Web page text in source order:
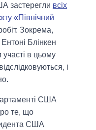
застерегли всіх
«Північний
Зокрема,
Блінкен
в цьому
і
США
те, що
США